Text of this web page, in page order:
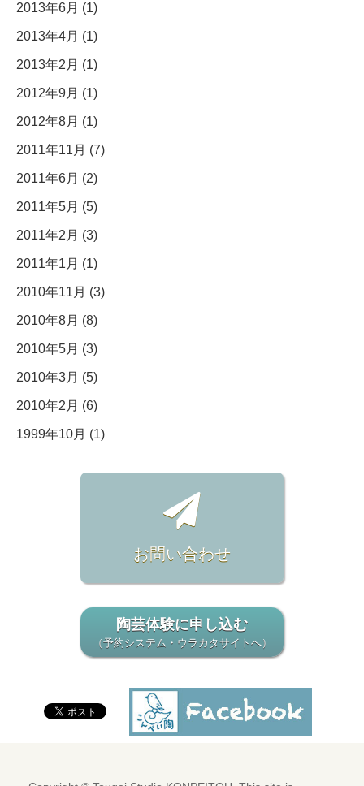
2013年6月 (1)
2013年4月 (1)
2013年2月 (1)
2012年9月 (1)
2012年8月 (1)
2011年11月 (7)
2011年6月 (2)
2011年5月 (5)
2011年2月 (3)
2011年1月 (1)
2010年11月 (3)
2010年8月 (8)
2010年5月 (3)
2010年3月 (5)
2010年2月 (6)
1999年10月 (1)
お問い合わせ
陶芸体験に申し込む
（予約システム・ウラカタサイトへ）